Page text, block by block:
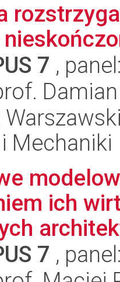
7 ,
Mechaniki
ich
7 ,